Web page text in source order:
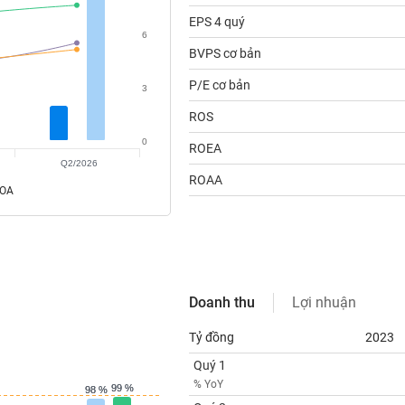
0
3
6
Q2/2026
EPS 4 quý
BVPS cơ bản
P/E cơ bản
ROS
ROEA
ROAA
98 %
98 % 99 %
99 %
Doanh thu Lợi nhuận
Tỷ đồng 2023
Quý 1
% YoY